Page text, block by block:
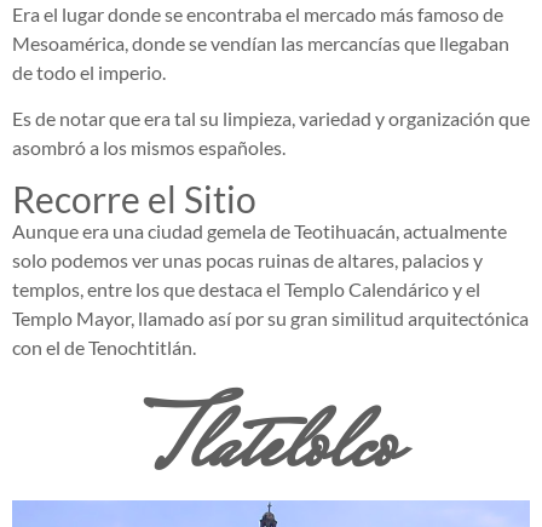
Era el lugar donde se encontraba el mercado más famoso de
Mesoamérica, donde se vendían las mercancías que llegaban
de todo el imperio.
Es de notar que era tal su limpieza, variedad y organización que
asombró a los mismos españoles.
Recorre el Sitio
Aunque era una ciudad gemela de Teotihuacán, actualmente
solo podemos ver unas pocas ruinas de altares, palacios y
templos, entre los que destaca el Templo Calendárico y el
Templo Mayor, llamado así por su gran similitud arquitectónica
con el de Tenochtitlán.
Tlatelolco